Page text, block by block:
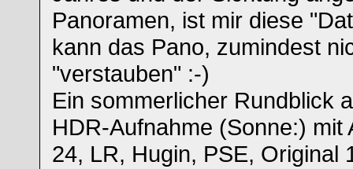
Panoramen, ist mir diese
kann das Pano, zumindest
"verstauben" :-)
Ein sommerlicher Rundblick
HDR-Aufnahme (Sonne:) mit
24, LR, Hugin, PSE, Original